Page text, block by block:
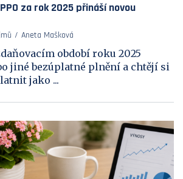
za rok 2025 přináší novou
Aneta Mašková
období roku 2025
jiné bezúplatné plnění a chtějí si
jako ...